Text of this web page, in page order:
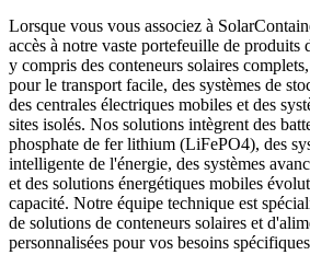
Lorsque vous vous associez à
accès à notre vaste portefeuille de produits
y compris des conteneurs solaires
pour le transport facile, des systèmes de
des centrales électriques mobiles et des
sites isolés. Nos solutions intègrent des
phosphate de fer lithium (LiFePO4), des
intelligente de l'énergie, des systèmes
et des solutions énergétiques mobiles
capacité. Notre équipe technique est
de solutions de conteneurs solaires et
personnalisées pour vos besoins